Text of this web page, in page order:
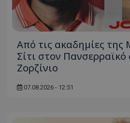
Από τις ακαδημίες της
Σίτι στον Πανσερραϊκό
Ζορζίνιο
07.08.2026 - 12:51